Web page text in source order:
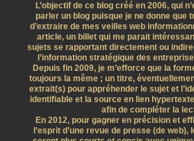
L’objectif de ce blog créé en 2006, qui
parler un blog puisque je ne donne que
d’extraire de mes veilles web
article, un billet qui me parait
sujets se rapportant directement ou
l’information stratégique des
Depuis fin 2009, je m’efforce que la
toujours la même ; un titre,
extrait(s) pour appréhender le sujet et
identifiable et la source en lien
afin de compléter la
En 2012, pour gagner en précision et
l’esprit d’une revue de presse (de